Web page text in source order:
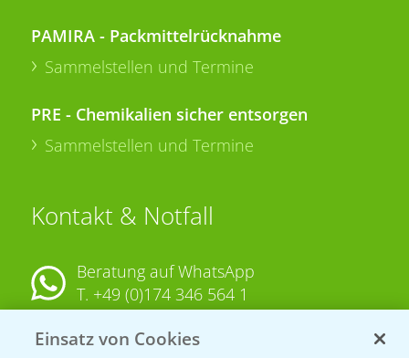
PAMIRA - Packmittelrücknahme
Sammelstellen und Termine
PRE - Chemikalien sicher entsorgen
Sammelstellen und Termine
Kontakt & Notfall
Beratung auf WhatsApp
T. +49 (0)174 346 564 1
KONTAKT
Einsatz von Cookies